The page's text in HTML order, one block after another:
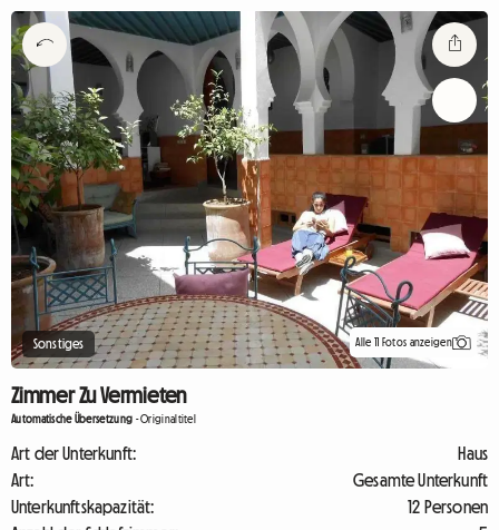
Sonstiges Alle 11 Fotos anzeigen
Zimmer Zu Vermieten
Automatische Übersetzung -Originaltitel
Art der Unterkunft:
Haus
Art:
Gesamte Unterkunft
Unterkunftskapazität:
12 Personen